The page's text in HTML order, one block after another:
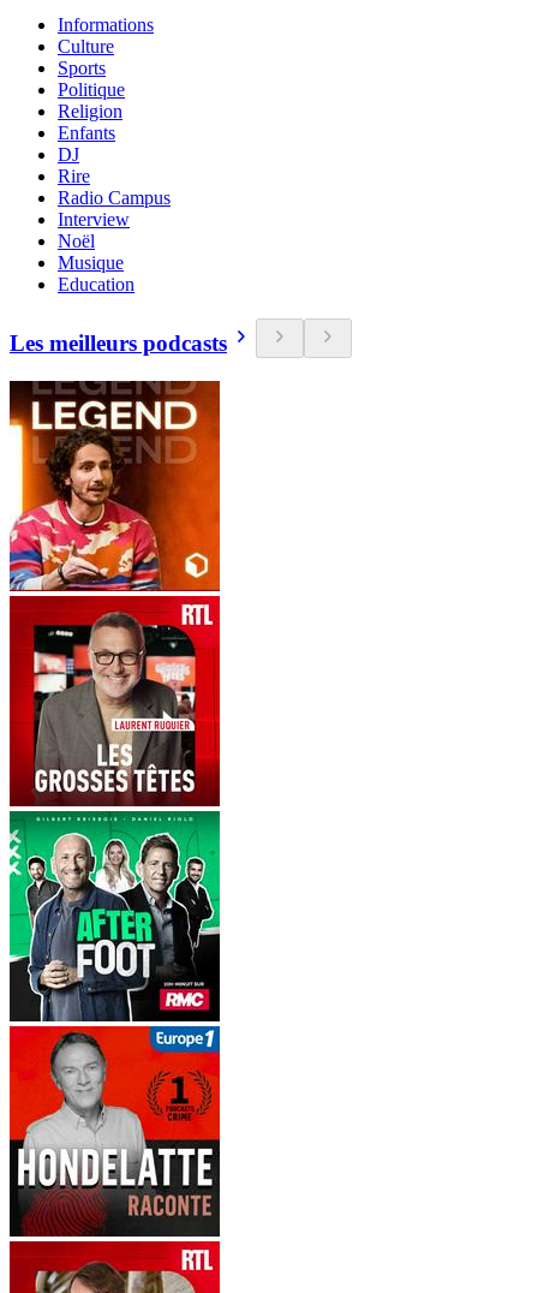
Informations
Culture
Sports
Politique
Religion
Enfants
DJ
Rire
Radio Campus
Interview
Noël
Musique
Education
Les meilleurs podcasts